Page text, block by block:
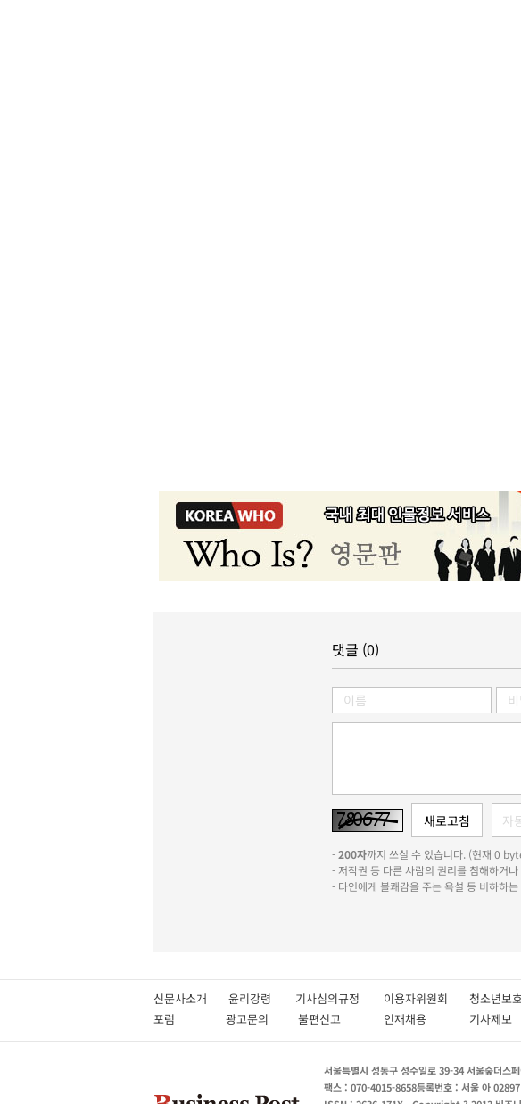
댓글 (0)
-200자까지 쓰실 수 있습니다. (현재 0
- 저작권 등 다른 사람의 권리를 침해하거
- 타인에게 불쾌감을 주는 욕설 등 비하하
신문사소개 윤리강령 기사심의규정 이용자위원회 청소년
포럼
광고문의 불편신고 인재채용 기사
서울특별시 성동구 성수일로 39-34 서울숲더스
팩스 : 070-4015-8658등록번호 : 서울 아 02897